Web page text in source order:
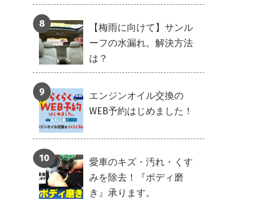
【梅雨に向けて】サンル
ーフの水漏れ。解決方法
は？
エンジンオイル交換の
WEB予約はじめました！
愛車のキズ・汚れ・くす
みを除去！『ボディ磨
き』承ります。